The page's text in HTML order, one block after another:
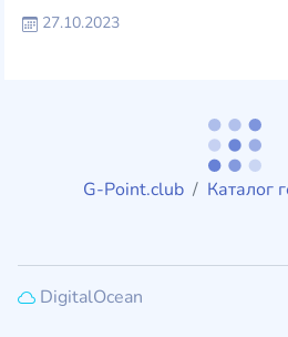
27.10.2023
G-Point.club Каталог
DigitalOcean